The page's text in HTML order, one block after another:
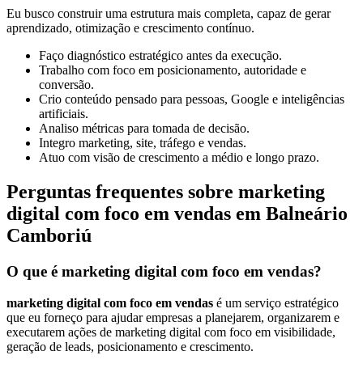
Eu busco construir uma estrutura mais completa, capaz de gerar
aprendizado, otimização e crescimento contínuo.
Faço diagnóstico estratégico antes da execução.
Trabalho com foco em posicionamento, autoridade e
conversão.
Crio conteúdo pensado para pessoas, Google e inteligências
artificiais.
Analiso métricas para tomada de decisão.
Integro marketing, site, tráfego e vendas.
Atuo com visão de crescimento a médio e longo prazo.
Perguntas frequentes sobre marketing
digital com foco em vendas em Balneário
Camboriú
O que é marketing digital com foco em vendas?
marketing digital com foco em vendas é um serviço estratégico
que eu forneço para ajudar empresas a planejarem, organizarem e
executarem ações de marketing digital com foco em visibilidade,
geração de leads, posicionamento e crescimento.